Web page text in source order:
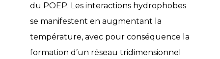
du POEP. Les interactions hydrophobes
se manifestent en augmentant la
température, avec pour conséquence la
formation d’un réseau tridimensionnel